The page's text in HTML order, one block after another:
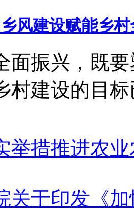
风建设赋能乡
面振兴，既
村建设的目
举措推进农
关于印发《